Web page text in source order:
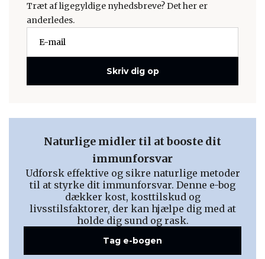
Træt af ligegyldige nyhedsbreve? Det her er
anderledes.
Skriv dig op
Naturlige midler til at booste dit
immunforsvar
Udforsk effektive og sikre naturlige metoder
til at styrke dit immunforsvar. Denne e-bog
dækker kost, kosttilskud og
livsstilsfaktorer, der kan hjælpe dig med at
holde dig sund og rask.
Tag e-bogen